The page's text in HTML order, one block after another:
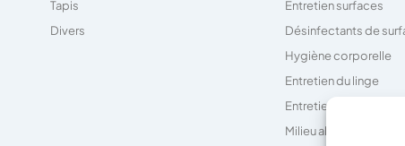
Tapis
Divers
Entretien surfaces
Désinfectants de
Hygiène corporelle
Entretien du linge
Entretien des sanitaires
Milieu alimentaire